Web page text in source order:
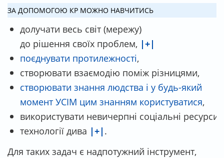
ЗА ДОПОМОГОЮ КР МОЖНО НАВЧИТИСЬ
долучати весь світ (мережу)
до рішення своїх проблем, |+|
поєднувати протилежності,
створювати взаємодію поміж різницями,
створювати знання людства і у будь-який
момент УСІМ цим знанням користуватися,
використувати невичерпні соціальні
технології дива |+| .
Для таких задач є надпотужний інструмент,